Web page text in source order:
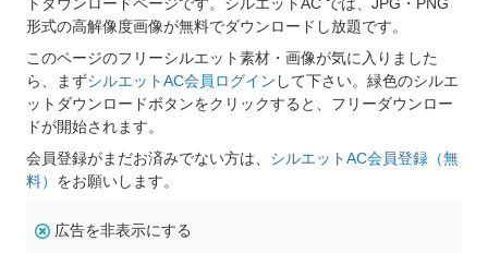
トダウンロードページです。シルエットAC では、JPG・PNG
形式の高解像度画像が無料でダウンロードし放題です。
このページのフリーシルエット素材・画像が気に入りました
ら、まずシルエットAC会員ログイン して下さい。緑色のシルエ
ットダウンロードボタンをクリックすると、フリーダウンロー
ドが開始されます。
会員登録がまだお済みでない方は、 シルエットAC会員登録（無
料） をお願いします。
広告を非表示にする